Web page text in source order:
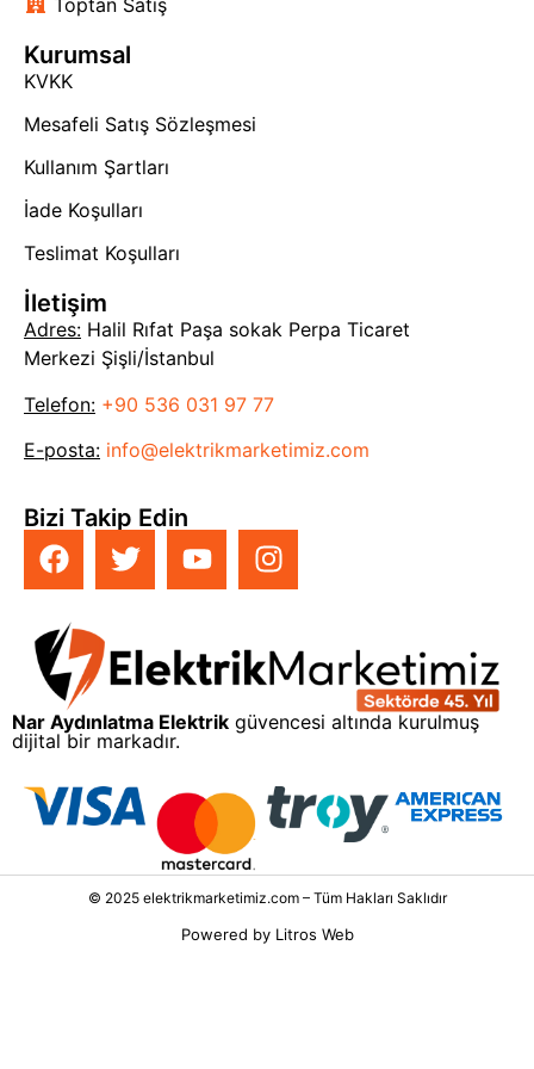
Toptan Satış
Kurumsal
KVKK
Mesafeli Satış Sözleşmesi
Kullanım Şartları
İade Koşulları
Teslimat Koşulları
İletişim
Adres: Halil Rıfat Paşa sokak Perpa Ticaret
Merkezi Şişli/İstanbul
Telefon: +90 536 031 97 77
E-posta: info@elektrikmarketimiz.com
Bizi Takip Edin
Nar Aydınlatma Elektrik güvencesi altında kurulmuş
dijital bir markadır.
© 2025 elektrikmarketimiz.com – Tüm Hakları Saklıdır
Powered by Litros Web